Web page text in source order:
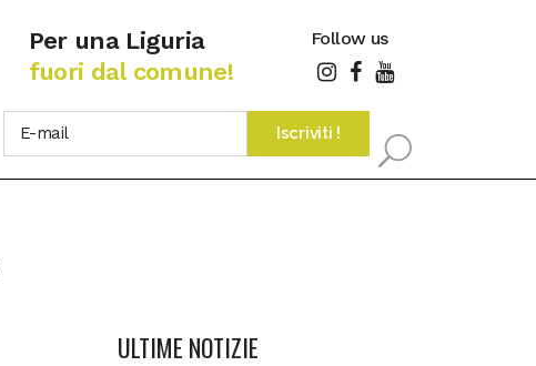
Per una Liguria
fuori dal comune!
Follow us
ULTIME NOTIZIE